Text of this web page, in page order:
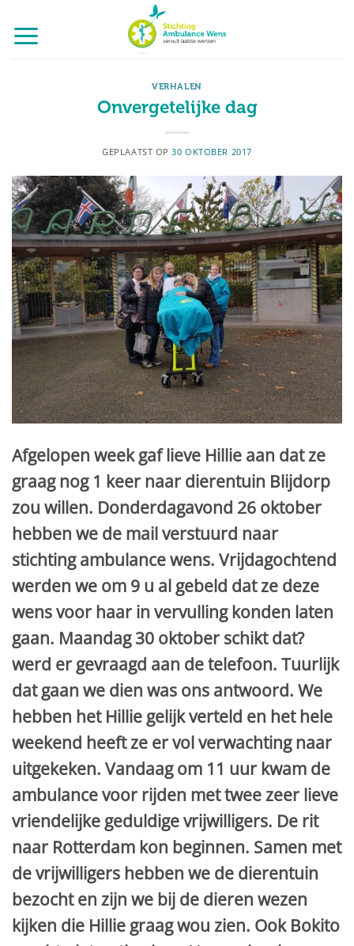
naar
inhoud
VERHALEN
Onvergetelijke dag
GEPLAATST OP30 OKTOBER 2017
Afgelopen week gaf lieve Hillie aan dat ze
graag nog 1 keer naar dierentuin Blijdorp
zou willen. Donderdagavond 26 oktober
hebben we de mail verstuurd naar
stichting ambulance wens. Vrijdagochtend
werden we om 9 u al gebeld dat ze deze
wens voor haar in vervulling konden laten
gaan. Maandag 30 oktober schikt dat?
werd er gevraagd aan de telefoon. Tuurlijk
dat gaan we dien was ons antwoord. We
hebben het Hillie gelijk verteld en het hele
weekend heeft ze er vol verwachting naar
uitgekeken. Vandaag om 11 uur kwam de
ambulance voor rijden met twee zeer lieve
vriendelijke geduldige vrijwilligers. De rit
naar Rotterdam kon beginnen. Samen met
de vrijwilligers hebben we de dierentuin
bezocht en zijn we bij de dieren wezen
kijken die Hillie graag wou zien. Ook Bokito